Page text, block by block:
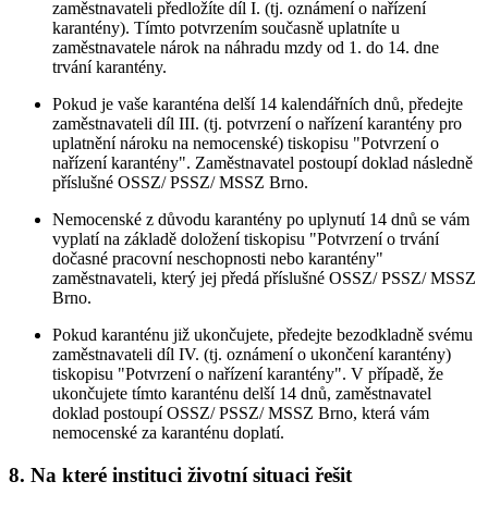
zaměstnavateli předložíte díl I. (tj. oznámení o nařízení
karantény). Tímto potvrzením současně uplatníte u
zaměstnavatele nárok na náhradu mzdy od 1. do 14. dne
trvání karantény.
Pokud je vaše karanténa delší 14 kalendářních dnů, předejte
zaměstnavateli díl III. (tj. potvrzení o nařízení karantény pro
uplatnění nároku na nemocenské) tiskopisu "Potvrzení o
nařízení karantény". Zaměstnavatel postoupí doklad následně
příslušné OSSZ/ PSSZ/ MSSZ Brno.
Nemocenské z důvodu karantény po uplynutí 14 dnů se vám
vyplatí na základě doložení tiskopisu "Potvrzení o trvání
dočasné pracovní neschopnosti nebo karantény"
zaměstnavateli, který jej předá příslušné OSSZ/ PSSZ/ MSSZ
Brno.
Pokud karanténu již ukončujete, předejte bezodkladně svému
zaměstnavateli díl IV. (tj. oznámení o ukončení karantény)
tiskopisu "Potvrzení o nařízení karantény". V případě, že
ukončujete tímto karanténu delší 14 dnů, zaměstnavatel
doklad postoupí OSSZ/ PSSZ/ MSSZ Brno, která vám
nemocenské za karanténu doplatí.
8. Na které instituci životní situaci řešit